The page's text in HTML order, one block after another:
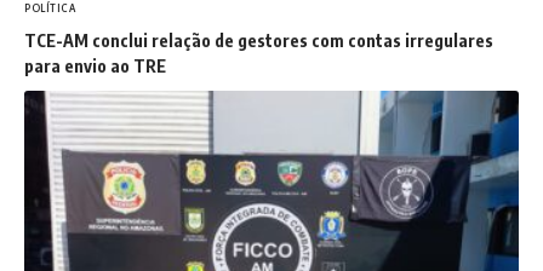
POLÍTICA
TCE-AM conclui relação de gestores com contas irregulares
para envio ao TRE